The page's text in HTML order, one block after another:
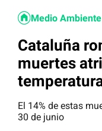
Medio Ambiente
Cataluña
muertes
El 14% de estas
30 de junio